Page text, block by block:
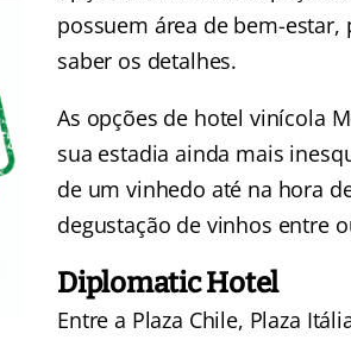
possuem área de bem-
saber os detalhes.
As opções de hotel vinícola
sua estadia ainda mais
de um vinhedo até na hora
degustação de vinhos entre
Diplomatic Hotel
Entre a Plaza Chile, Plaza